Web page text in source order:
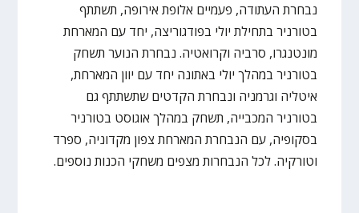
נבחרת העתודה, פעמיים אלופת אירופה, תשתתף
בטורניר בתחילת יולי בפודגוריצה, יחד עם המארחת
מונטנגרו, סרביה וקרואטיה. נבחרת הנוער תשחק
בטורניר במהלך יולי באתונה יחד עם יוון המארחת,
איטליה וגרמניה ונבחרת הקדטים שתשתתף גם
בטורניר המכבייה, תשחק במהלך אוגוסט בטורניר
בסקופיה, עם הנבחרת המארחת צפון מקדוניה, ספרד
וטורקיה. לכל הנבחרות מצפים משחקי הכנות נוספים.